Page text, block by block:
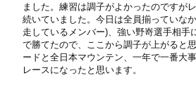
ました。練習は調子がよかったのですが
続いていました。今日は全員揃っていな
走しているメンバー)、強い野嵜選手相手
で勝てたので、ここから調子が上がると
ードと全日本マウンテン、一年で一番大
レースになったと思います。